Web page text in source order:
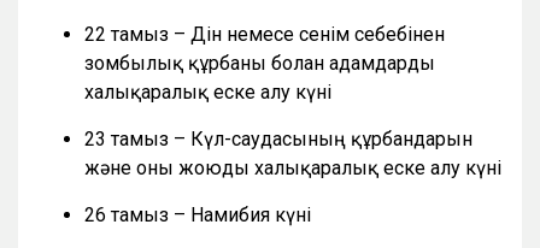
22 тамыз – Дін немесе сенім себебінен
зомбылық құрбаны болған адамдарды
халықаралық еске алу күні
23 тамыз – Күл-саудасының құрбандарын
және оны жоюды халықаралық еске алу күні
26 тамыз – Намибия күні